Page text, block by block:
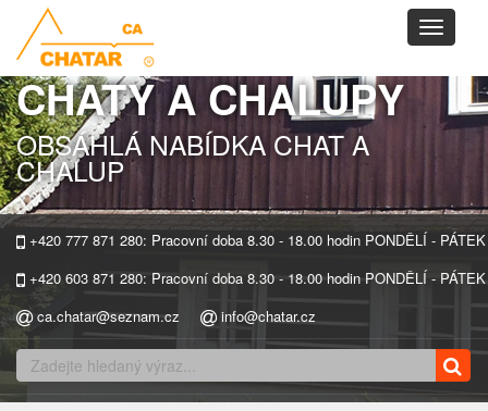
Toggle
CHATY A CHALUPY
OBSÁHLÁ NABÍDKA CHAT A
CHALUP
+420 777 871 280: Pracovní doba 8.30 - 18.00 hodin PONDĚLÍ - PÁTEK
+420 603 871 280: Pracovní doba 8.30 - 18.00 hodin PONDĚLÍ - PÁTEK
ca.chatar@seznam.cz
info@chatar.cz